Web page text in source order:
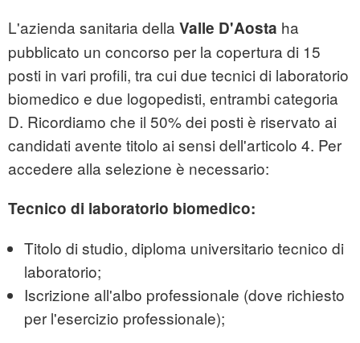
L'azienda sanitaria della Valle D'Aosta ha
pubblicato un concorso per la copertura di 15
posti in vari profili, tra cui due tecnici di laboratorio
biomedico e due logopedisti, entrambi categoria
D. Ricordiamo che il 50% dei posti è riservato ai
candidati avente titolo ai sensi dell'articolo 4. Per
accedere alla selezione è necessario:
Tecnico di laboratorio biomedico:
Titolo di studio, diploma universitario tecnico di
laboratorio;
Iscrizione all'albo professionale (dove richiesto
per l'esercizio professionale);